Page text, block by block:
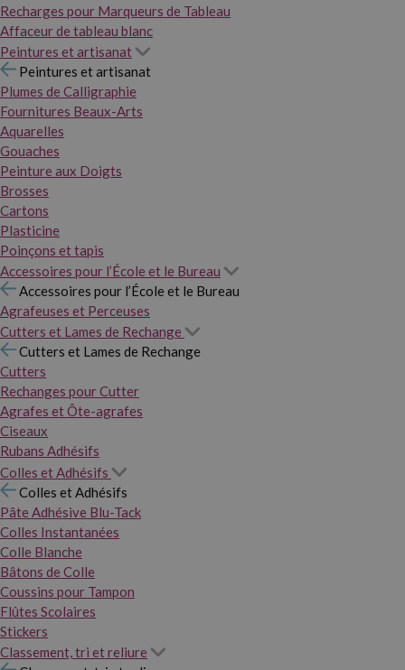
Recharges pour Marqueurs de Tableau
Affaceur de tableau blanc
Peintures et artisanat
Peintures et artisanat
Plumes de Calligraphie
Fournitures Beaux-Arts
Aquarelles
Gouaches
Peinture aux Doigts
Brosses
Cartons
Plasticine
Poinçons et tapis
Accessoires pour l’École et le Bureau
Accessoires pour l’École et le Bureau
Agrafeuses et Perceuses
Cutters et Lames de Rechange
Cutters et Lames de Rechange
Cutters
Rechanges pour Cutter
Agrafes et Ôte-agrafes
Ciseaux
Rubans Adhésifs
Colles et Adhésifs
Colles et Adhésifs
Pâte Adhésive Blu-Tack
Colles Instantanées
Colle Blanche
Bâtons de Colle
Coussins pour Tampon
Flûtes Scolaires
Stickers
Classement, tri et reliure